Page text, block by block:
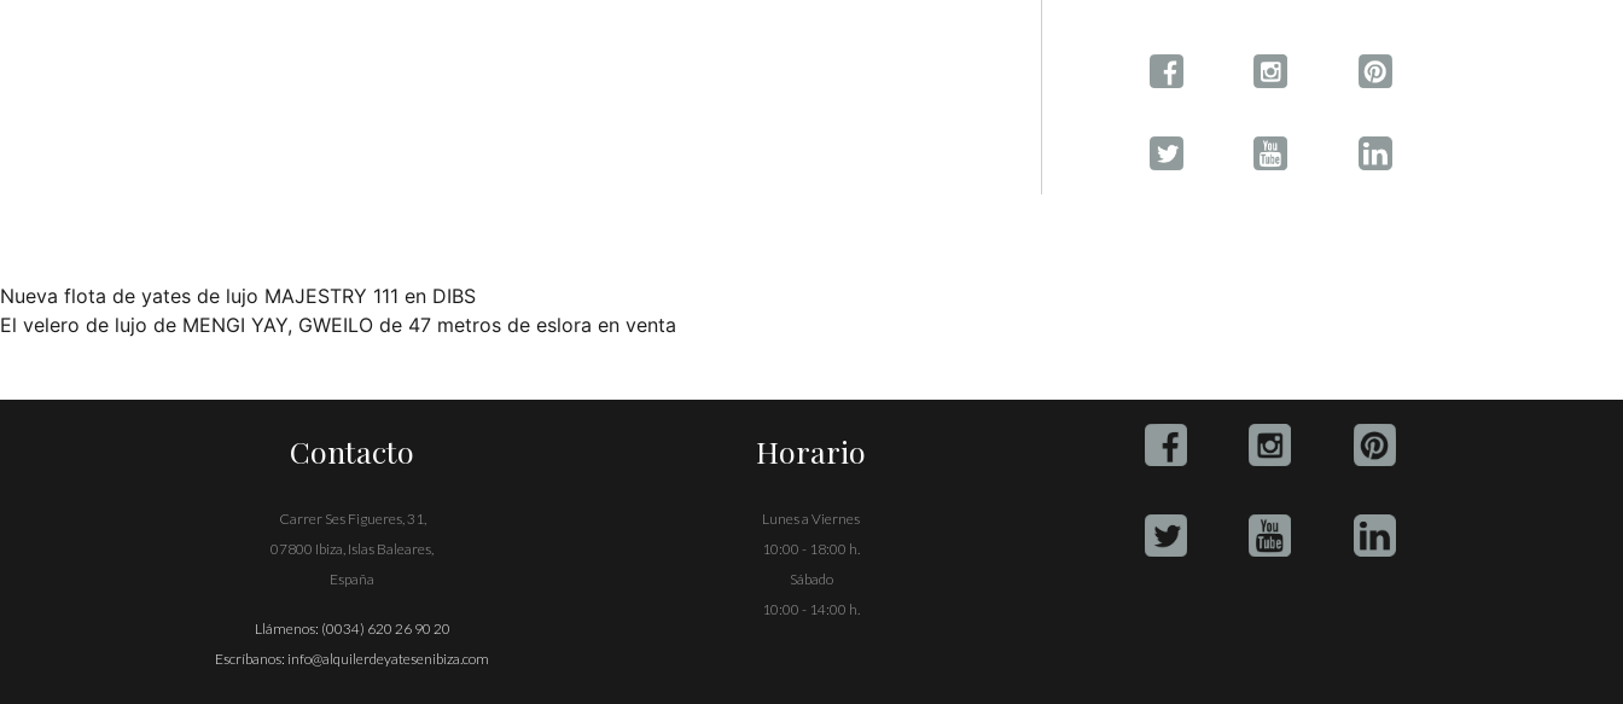
Navegación
de
Nueva flota de yates de lujo MAJESTRY 111 en DIBS
El velero de lujo de MENGI YAY, GWEILO de 47 metros de eslora en venta
Contacto
Carrer Ses Figueres, 31,
07800 Ibiza, Islas Baleares,
España
Llámenos: (0034) 620 26 90 20
Escríbanos: info@alquilerdeyatesenibiza.com
Horario
Lunes a Viernes
10:00 - 18:00 h.
Sábado
10:00 - 14:00 h.